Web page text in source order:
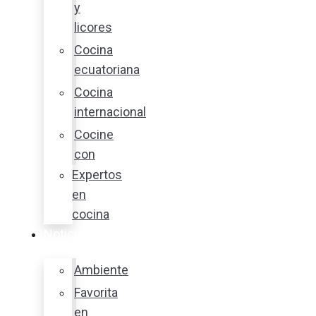
y
licores
Cocina
ecuatoriana
Cocina
internacional
Cocine
con
Expertos
en
cocina
Ambiente
Favorita
en